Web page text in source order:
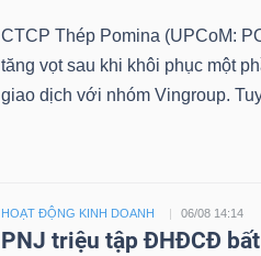
CTCP Thép Pomina (UPCoM:
tăng vọt sau khi khôi phục một
giao dịch với nhóm Vingroup.
HOẠT ĐỘNG KINH DOANH 06/08 14:14
PNJ triệu tập ĐHĐCĐ